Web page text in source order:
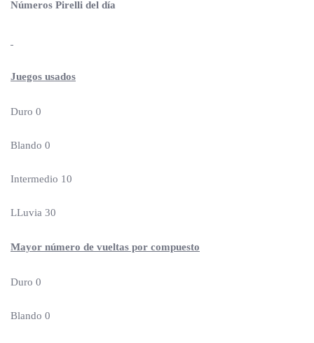
Números Pirelli del día
Juegos usados
Duro 0
Blando 0
Intermedio 10
LLuvia 30
Mayor número de vueltas por compuesto
Duro 0
Blando 0